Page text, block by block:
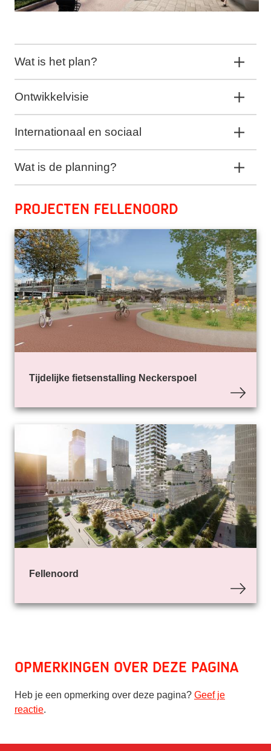
Wat is het plan?
Ontwikkelvisie
Internationaal en sociaal
Wat is de planning?
Projecten Fellenoord
Tijdelijke fietsenstalling Neckerspoel
Fellenoord
Opmerkingen over deze pagina
Heb je een opmerking over deze pagina? Geef je
reactie.